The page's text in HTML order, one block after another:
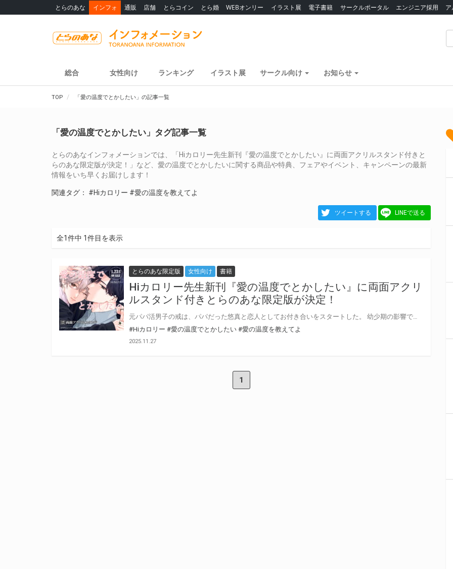
とらのあな インフォ 通販 店舗 とらコイン とら婚 WEBオンリー イラスト展 電子書籍 サークルポータル エンジニア採用
総合 女性向け ランキング イラスト展 サークル向け お知らせ
TOP 「愛の温度でとかしたい」の記事一覧
「愛の温度でとかしたい」タグ記事一覧
とらのあなインフォメーションでは、「Hiカロリー先生新刊『愛の温度でとかしたい』に両面アクリルスタンド付きと
らのあな限定版が決定！」など、愛の温度でとかしたいに関する商品や特典、フェアやイベント、キャンペーンの最新
情報をいち早くお届けします！
関連タグ： #Hiカロリー #愛の温度を教えてよ
ツイートする LINEで送る
全1件中 1件目を表示
とらのあな限定版 女性向け 書籍
Hiカロリー先生新刊『愛の温度でとかしたい』に両面アクリ
ルスタンド付きとらのあな限定版が決定！
#Hiカロリー #愛の温度でとかしたい #愛の温度を教えてよ
2025.11.27
1